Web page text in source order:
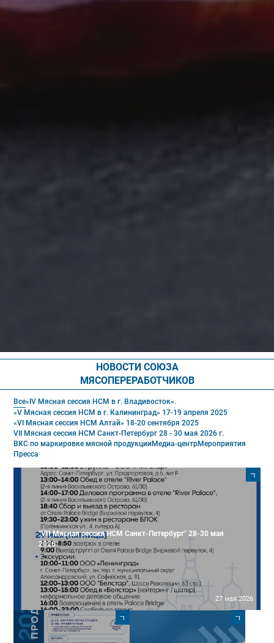
НОВОСТИ СОЮЗА
МЯСОПЕРЕРАБОТЧИКОВ
Все«IV Мясная сессия НСМ в г. Владивосток».
«V Мясная сессия НСМ в г. Калининград» 17-19 апреля 2025
«VI Мясная сессия НСМ Алтай» 18-20 сентября 2025
VII Мясная сессия НСМ Санкт-Петербург 28 - 30 мая 2026 г.
ВКС по маркировке мясной продукцииМедиа-центрМероприятия
Пресса
"VII Мясная сессия НСМ Санкт-Петербург" 28-30 мая
2026
27 мая 2026